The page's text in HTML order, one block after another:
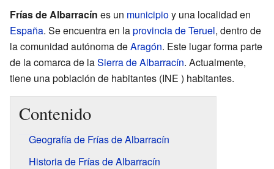
Frías de Albarracín es un municipioy una localidad en
España. Se encuentra en laprovincia de Teruel, dentro de
la comunidad autónoma deAragón. Este lugar forma parte
de la comarca de laSierra de Albarracín. Actualmente,
tiene una población de habitantes (INE ) habitantes.
Contenido
Geografía de Frías de Albarracín
Historia de Frías de Albarracín